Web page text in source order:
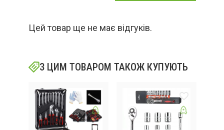
Цей товар ще не має відгуків.
З ЦИМ ТОВАРОМ ТАКОЖ КУПУЮТЬ